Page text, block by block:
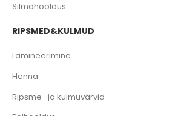
Silmahooldus
RIPSMED&KULMUD
Lamineerimine
Henna
Ripsme- ja kulmuvärvid